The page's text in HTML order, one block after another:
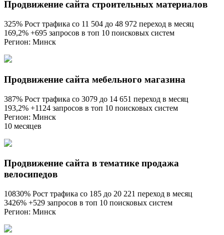
Продвижение сайта строительных материалов
325% Рост трафика со 11 504 до 48 972 переход в месяц
169,2% +695 запросов в топ 10 поисковых систем
Регион: Минск
Продвижение сайта мебельного магазина
387% Рост трафика со 3079 до 14 651 переход в месяц
193,2% +1124 запросов в топ 10 поисковых систем
Регион: Минск
10 месяцев
Продвижение сайта в тематике продажа
велосипедов
10830% Рост трафика со 185 до 20 221 переход в месяц
3426% +529 запросов в топ 10 поисковых систем
Регион: Минск